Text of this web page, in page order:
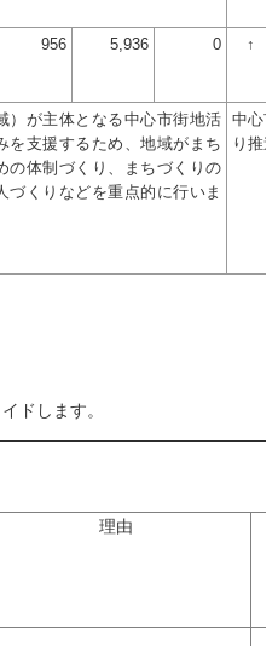
956 5,936 0 ↑
）が主体となる中心市街地活
を支援するため、地域がまち
の体制づくり、まちづくりの
づくりなどを重点的に行いま
中心
り推
ドします。
理由